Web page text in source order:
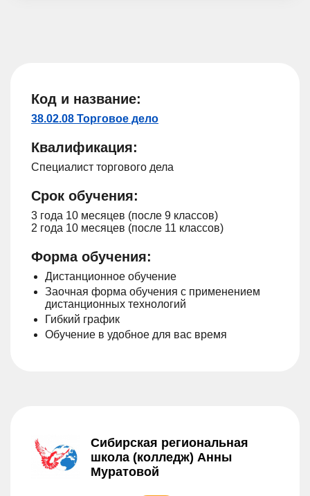
Код и название:
38.02.08 Торговое дело
Квалификация:
Специалист торгового дела
Срок обучения:
3 года 10 месяцев (после 9 классов)
2 года 10 месяцев (после 11 классов)
Форма обучения:
Дистанционное обучение
Заочная форма обучения с применением
дистанционных технологий
Гибкий график
Обучение в удобное для вас время
Сибирская региональная
школа (колледж) Анны
Муратовой